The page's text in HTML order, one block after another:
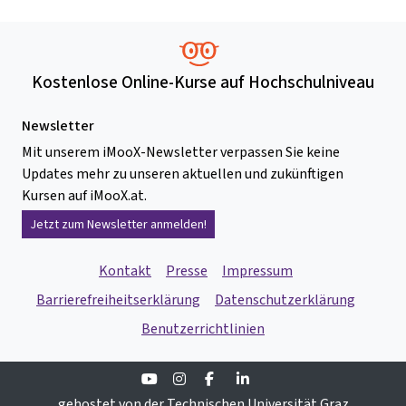
Kostenlose Online-Kurse auf Hochschulniveau
Newsletter
Mit unserem iMooX-Newsletter verpassen Sie keine
Updates mehr zu unseren aktuellen und zukünftigen
Kursen auf iMooX.at.
Jetzt zum Newsletter anmelden!
Kontakt Presse
Impressum
Barrierefreiheitserklärung
Datenschutzerklärung
Benutzerrichtlinien
YoutubeInstagramFacebook